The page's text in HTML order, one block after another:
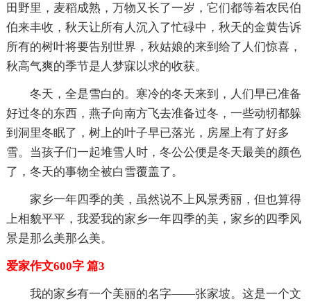
田野里，麦稻成熟，万物又长了一岁，它们都等着农民伯
伯来丰收，秋天让所有人沉入了忙碌中，秋天的金黄告诉
所有的树叶将要告别世界，秋姑娘的来到给了人们惊喜，
秋高气爽的季节是人梦寐以求的收获。
冬天，全是雪白的。寒冷的冬天来到，人们早已准备
好过冬的东西，燕子向南方飞去准备过冬，一些动牣都躲
到洞里冬眠了，树上的叶子早已落光，房屋上有了好多
雪。当孩子们一起堆雪人时，冬公公便是冬天最美的颜色
了，冬天的事物全被白雪覆盖了。
家乡一年四季的美，虽然说不上风景秀丽，但也算得
上相貌平平，我爱我的家乡一年四季的美，家乡的四季风
景是那么美那么美。
爱家作文600字 篇3
我的家乡有一个美丽的名字——张家坡。这是一个文